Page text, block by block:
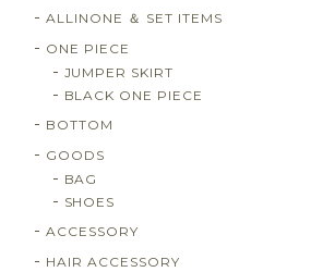
ALLINONE ＆ SET ITEMS
ONE PIECE
JUMPER SKIRT
BLACK ONE PIECE
BOTTOM
GOODS
BAG
SHOES
ACCESSORY
HAIR ACCESSORY